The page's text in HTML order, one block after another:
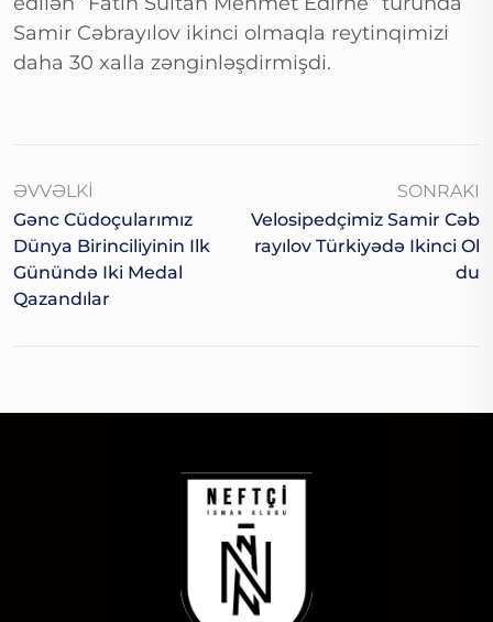
Samir Cəbrayılov ikinci olmaqla reytinqimizi
daha 30 xalla zənginləşdirmişdi.
ƏVVƏLKI
Gənc Cüdoçularımız
Dünya Birinciliyinin Ilk
Günündə Iki Medal
Qazandılar
SONRAKI
Velosipedçimiz Samir Cəb
Rayılov Türkiyədə Ikinci Ol
Du